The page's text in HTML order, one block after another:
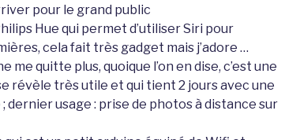
pour le grand public
Hue qui permet d’utiliser Siri pour
cela fait très gadget mais j’adore …
me quitte plus, quoique l’on en dise, c’est une
révèle très utile et qui tient 2 jours avec une
dernier usage : prise de photos à distance sur